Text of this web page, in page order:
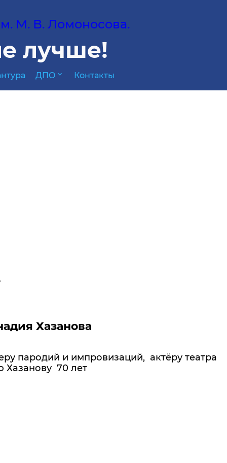
М. В. Ломоносова.
лучше!
ДПО expand_more Контакты
Хазанова
пародий и импровизаций, актёру театра
Хазанову 70 лет